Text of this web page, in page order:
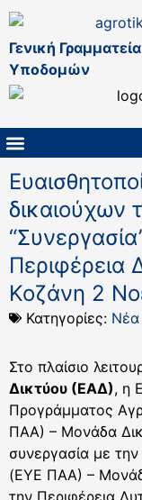
Γενική
Υποδομών
δικαιούχων
Περιφέρεια
Κοζάνη 2
Κατηγορίες: Νέα
Στο πλαίσιο
Δικτύου (ΕΑΔ), η
Προγράμματος
ΠΑΑ) – Μονάδα
συνεργασία με
(ΕΥΕ ΠΑΑ) –
την Περιφέρεια